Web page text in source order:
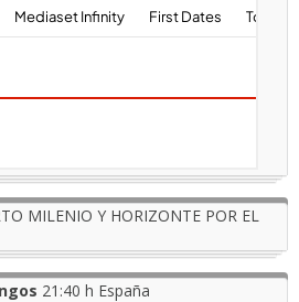
MILENIO Y HORIZONTE POR EL
21:40 h España